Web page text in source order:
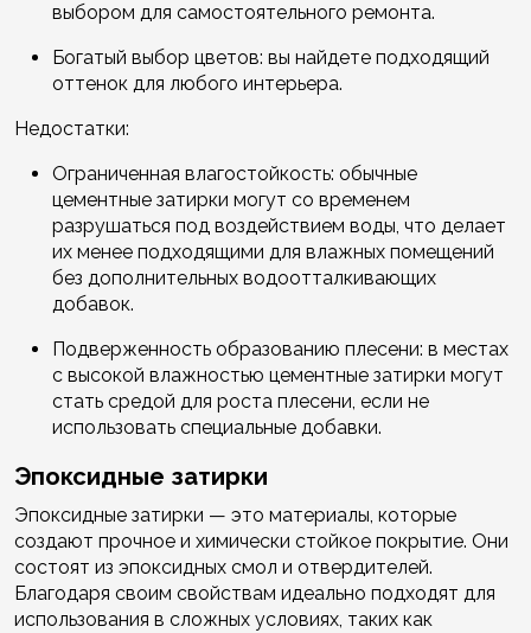
выбором для самостоятельного ремонта.
Богатый выбор цветов: вы найдете подходящий
оттенок для любого интерьера.
Недостатки:
Ограниченная влагостойкость: обычные
цементные затирки могут со временем
разрушаться под воздействием воды, что делает
их менее подходящими для влажных помещений
без дополнительных водоотталкивающих
добавок.
Подверженность образованию плесени: в местах
с высокой влажностью цементные затирки могут
стать средой для роста плесени, если не
использовать специальные добавки.
Эпоксидные затирки
Эпоксидные затирки — это материалы, которые
создают прочное и химически стойкое покрытие. Они
состоят из эпоксидных смол и отвердителей.
Благодаря своим свойствам идеально подходят для
использования в сложных условиях, таких как